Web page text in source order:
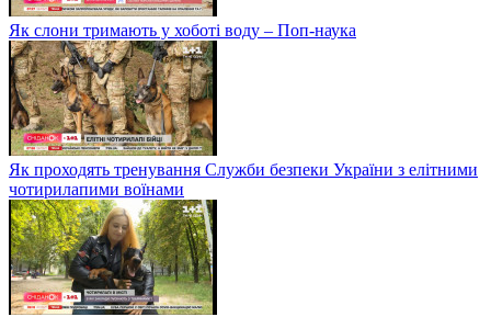
Як слони тримають у хоботі воду – Поп-наука
Як проходять тренування Служби безпеки України з елітними
чотирилапими воїнами